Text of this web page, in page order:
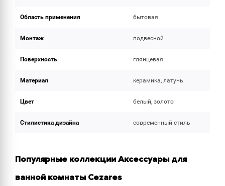
Область применения бытовая
Монтаж подвесной
Поверхность глянцевая
Материал керамика, латунь
Цвет белый, золото
Стилистика дизайна современный стиль
Популярные коллекции Аксессуары для
ванной комнаты Cezares